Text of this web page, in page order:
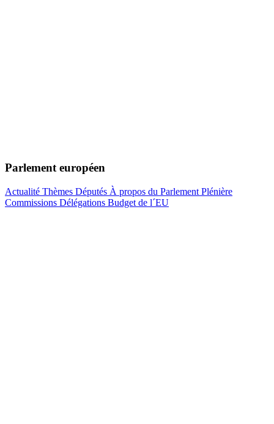
Parlement européen
Actualité Thèmes Députés À propos du Parlement Plénière
Commissions Délégations Budget de l´EU